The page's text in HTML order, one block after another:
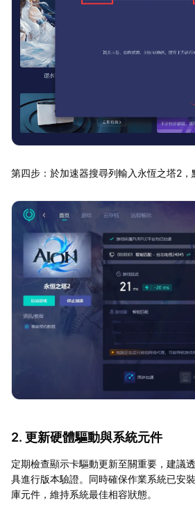
第四步：於加速器搜尋列輸入永恆之塔2
2. 更新硬體驅動與系統元件
定期檢查顯示卡驅動更新至關重要，建議
具進行版本驗證。同時確保作業系統已安
庫元件，維持系統最佳相容狀態。